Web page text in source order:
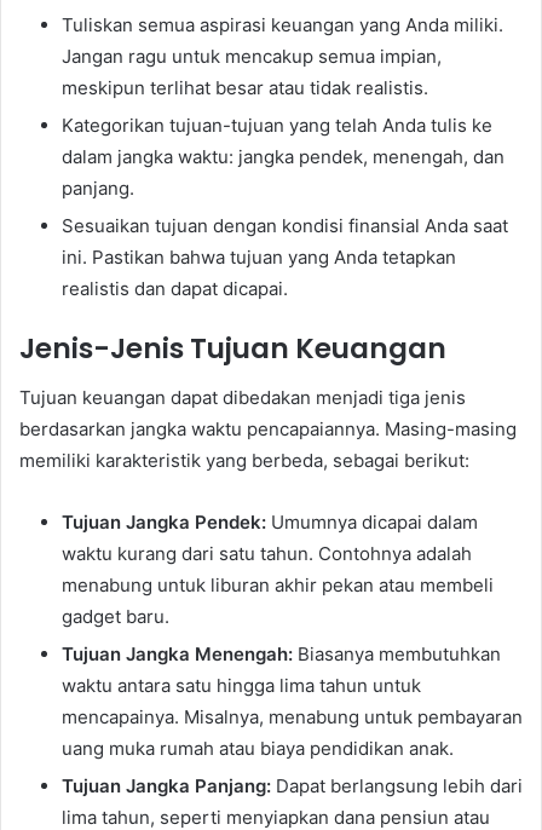
Tuliskan semua aspirasi keuangan yang Anda miliki.
Jangan ragu untuk mencakup semua impian,
meskipun terlihat besar atau tidak realistis.
Kategorikan tujuan-tujuan yang telah Anda tulis ke
dalam jangka waktu: jangka pendek, menengah, dan
panjang.
Sesuaikan tujuan dengan kondisi finansial Anda saat
ini. Pastikan bahwa tujuan yang Anda tetapkan
realistis dan dapat dicapai.
Jenis-Jenis Tujuan Keuangan
Tujuan keuangan dapat dibedakan menjadi tiga jenis
berdasarkan jangka waktu pencapaiannya. Masing-masing
memiliki karakteristik yang berbeda, sebagai berikut:
Tujuan Jangka Pendek: Umumnya dicapai dalam
waktu kurang dari satu tahun. Contohnya adalah
menabung untuk liburan akhir pekan atau membeli
gadget baru.
Tujuan Jangka Menengah: Biasanya membutuhkan
waktu antara satu hingga lima tahun untuk
mencapainya. Misalnya, menabung untuk pembayaran
uang muka rumah atau biaya pendidikan anak.
Tujuan Jangka Panjang: Dapat berlangsung lebih dari
lima tahun, seperti menyiapkan dana pensiun atau